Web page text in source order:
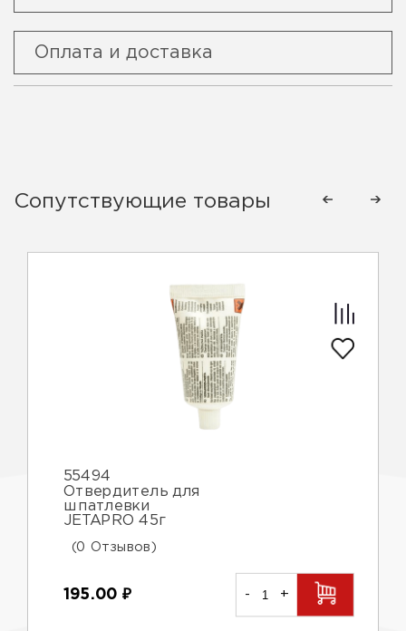
Оплата и доставка
Сопутствующие товары
55494
Отвердитель для
шпатлевки
JETAPRO 45г
(0 Отзывов)
195.00 ₽ - +